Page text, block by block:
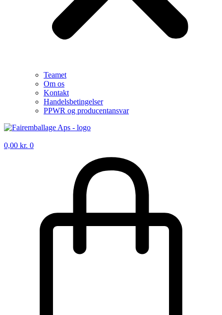
Teamet
Om os
Kontakt
Handelsbetingelser
PPWR og producentansvar
0,00 kr. 0